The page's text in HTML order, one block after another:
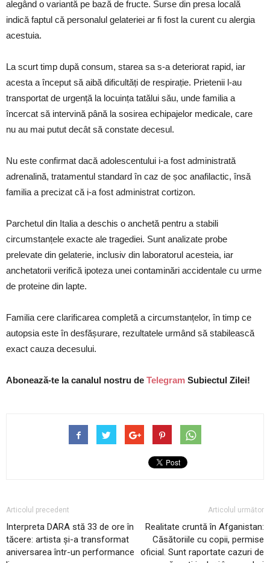
alegând o variantă pe bază de fructe. Surse din presa locală
indică faptul că personalul gelateriei ar fi fost la curent cu alergia
acestuia.
La scurt timp după consum, starea sa s-a deteriorat rapid, iar
acesta a început să aibă dificultăți de respirație. Prietenii l-au
transportat de urgență la locuința tatălui său, unde familia a
încercat să intervină până la sosirea echipajelor medicale, care
nu au mai putut decât să constate decesul.
Nu este confirmat dacă adolescentului i-a fost administrată
adrenalină, tratamentul standard în caz de șoc anafilactic, însă
familia a precizat că i-a fost administrat cortizon.
Parchetul din Italia a deschis o anchetă pentru a stabili
circumstanțele exacte ale tragediei. Sunt analizate probe
prelevate din gelaterie, inclusiv din laboratorul acesteia, iar
anchetatorii verifică ipoteza unei contaminări accidentale cu urme
de proteine din lapte.
Familia cere clarificarea completă a circumstanțelor, în timp ce
autopsia este în desfășurare, rezultatele urmând să stabilească
exact cauza decesului.
Abonează-te la canalul nostru de Telegram Subiectul Zilei!
Articolul precedent
Interpreta DARA stă 33 de ore în
tăcere: artista și-a transformat
aniversarea într-un performance
Articolul următor
Realitate cruntă în Afganistan:
Căsătoriile cu copii, permise
oficial. Sunt raportate cazuri de